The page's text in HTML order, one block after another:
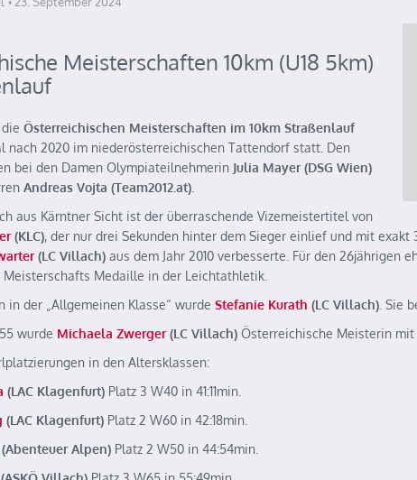
Meisterschaften 10km (U18 5km)
Österreichischen Meisterschaften im 10km Straßenlauf
nach 2020 im niederösterreichischen Tattendorf statt. Den
bei den Damen Olympiateilnehmerin Julia Mayer (DSG Wien)
Andreas Vojta (Team2012.at)
aus Kärntner Sicht ist der überraschende Vizemeistertitel von
(KLC), der nur drei Sekunden hinter dem Sieger einlief und mit exakt
(LC Villach) aus dem Jahr 2010 verbesserte. Für den 26jährigen
Medaille in der Leichtathletik.
in der „Allgemeinen Klasse“ wurde Stefanie Kurath (LC Villach) . Sie
wurde Michaela Zwerger(LC Villach) Österreichische Meisterin mit
in den Altersklassen:
(LAC Klagenfurt) Platz 3 W40 in 41:11min.
(LAC Klagenfurt) Platz 2 W60 in 42:18min.
(Abenteuer Alpen) Platz 2 W50 in 44:54min.